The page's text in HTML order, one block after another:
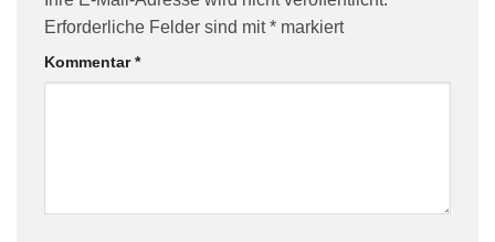
Erforderliche Felder sind mit* markiert
Kommentar*